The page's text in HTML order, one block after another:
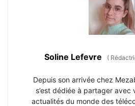
Soline Lefevre (
Depuis son arrivée chez
s’est dédiée à partager avec
actualités du monde des